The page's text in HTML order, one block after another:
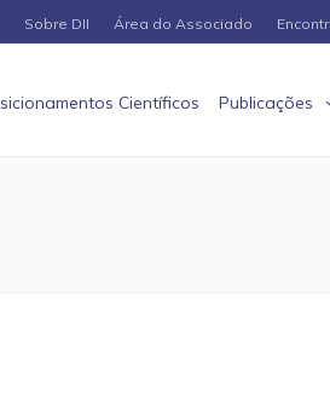
Sobre DII Área do Associado
Científicos Publicações